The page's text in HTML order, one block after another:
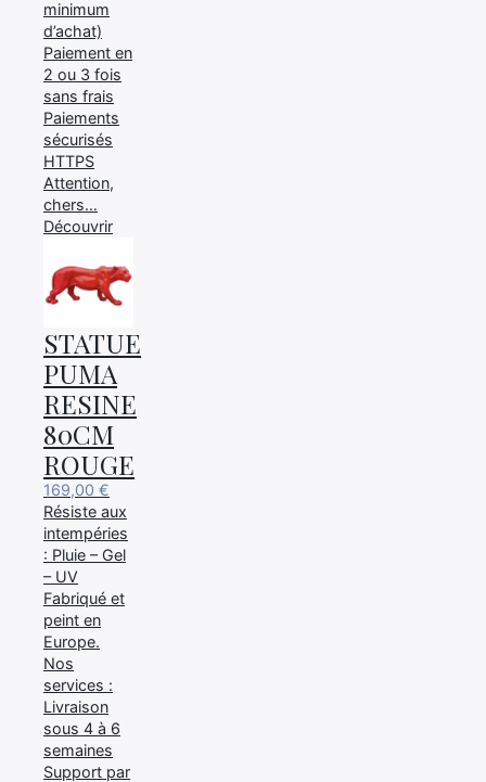
minimum
d’achat)
Paiement en
2 ou 3 fois
sans frais
Paiements
sécurisés
HTTPS
Attention,
chers…
Découvrir
STATUE
PUMA
RESINE
80CM
ROUGE
169,00 €
Résiste aux
intempéries
: Pluie – Gel
– UV
Fabriqué et
peint en
Europe.
Nos
services :
Livraison
sous 4 à 6
semaines
Support par